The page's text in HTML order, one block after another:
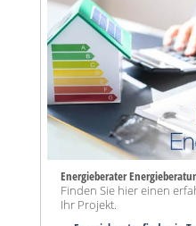
Energieberater
Finden Sie hier einen
Ihr Projekt.